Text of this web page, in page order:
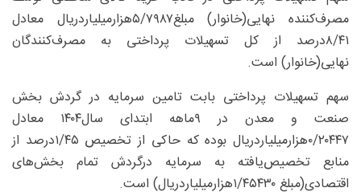
مصرف‌کننده نهایی(خانوار) مبلغ۵/۷۹۸۷هزار‌میلیارد‌ریال معادل
۸/۴۱‌درصد از کل تسهیلات پرداختی به مصرف‌کنندگان
نهایی(خانوار) است.
سهم تسهیلات پرداختی بابت تامین سرمایه در گردش بخش
صنعت و معدن در ۹‌ماهه ابتدای سال‌۱۴۰۴ معادل
۰/۲۰۴۴۷هزار‌میلیارد‌ریال بوده که حاکی از تخصیص ۱/۴۵‌‌درصد از
منابع تخصیص‌یافته به سرمایه درگردش تمام بخش‌های
اقتصادی(مبلغ ۱/۴۵۴۳۰هزار‌میلیارد‌ریال) است.